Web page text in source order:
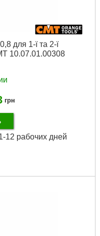
для 1-ї та 2-ї
10.07.01.00308
грн
12 рабочих дней